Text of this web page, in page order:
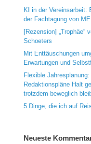
KI in der Vereinsarbeit:
der Fachtagung von
[Rezension] „Trophäe“
Schoeters
Mit Enttäuschungen
Erwartungen und
Flexible
Redaktionspläne Halt
trotzdem beweglich
5 Dinge, die ich auf
Neueste